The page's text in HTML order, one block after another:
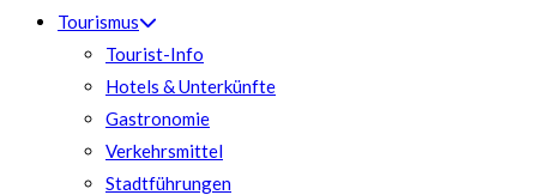
Tourismus
Tourist-Info
Hotels & Unterkünfte
Gastronomie
Verkehrsmittel
Stadtführungen